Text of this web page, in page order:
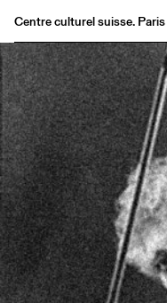
Centre culturel suisse. Paris
Agenda
Bookshop
Buvette
Archives
Medias
Publications
About
FR/EN